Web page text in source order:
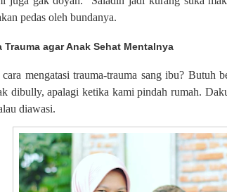
pedas oleh bundanya.
Trauma agar Anak Sehat Mentalnya
mengatasi trauma-trauma sang ibu? Butuh
dibully, apalagi ketika kami pindah rumah.
diawasi.